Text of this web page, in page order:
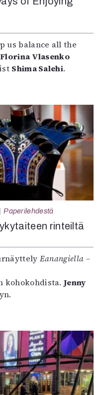
us balance all the
Vlasenko
Shima Salehi.
Paperilehdestä
rinteiltä
Eanangiella –
kohokohdista.Jenny